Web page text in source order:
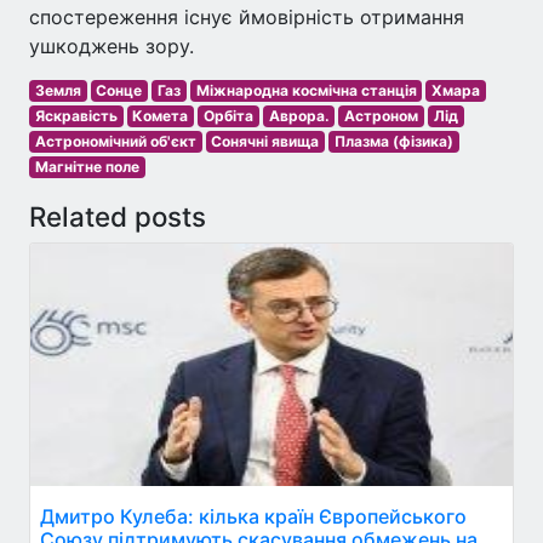
спостереження існує ймовірність отримання
ушкоджень зору.
Земля Сонце Газ Міжнародна космічна станція
Хмара
Яскравість
Комета Орбіта Аврора. Астроном
Лід
Астрономічний об'єкт
Сонячні явища
Плазма (фізика)
Магнітне поле
Related posts
Дмитро Кулеба: кілька країн Європейського